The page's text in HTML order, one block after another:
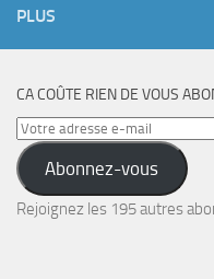
PLUS
CA COÛTE RIEN DE VOUS
Votre
adresse
e-
mail
Abonnez-vous
Rejoignez les 195 autres